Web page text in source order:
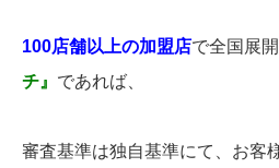
100店舗以上の加盟店で全国展
チ』 であれば、
審査基準は独自基準にて、お客